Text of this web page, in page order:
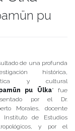
pu
de una profunda
histórica,
y cultural
pu Ülka” fue
por el Dr.
Morales, docente
Instituto de Estudios
y por el